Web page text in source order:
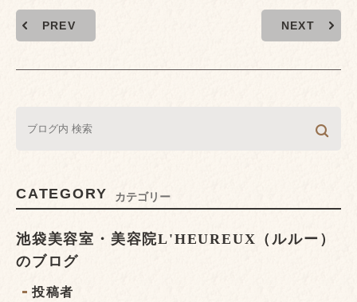
PREV NEXT
CATEGORY カテゴリー
池袋美容室・美容院L'HEUREUX（ルルー）
のブログ
投稿者